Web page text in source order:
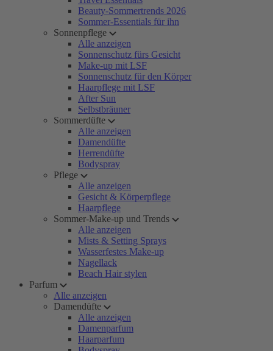
Beauty-Sommertrends 2026
Sommer-Essentials für ihn
Sonnenpflege
Alle anzeigen
Sonnenschutz fürs Gesicht
Make-up mit LSF
Sonnenschutz für den Körper
Haarpflege mit LSF
After Sun
Selbstbräuner
Sommerdüfte
Alle anzeigen
Damendüfte
Herrendüfte
Bodyspray
Pflege
Alle anzeigen
Gesicht & Körperpflege
Haarpflege
Sommer-Make-up und Trends
Alle anzeigen
Mists & Setting Sprays
Wasserfestes Make-up
Nagellack
Beach Hair stylen
Parfum
Alle anzeigen
Damendüfte
Alle anzeigen
Damenparfum
Haarparfum